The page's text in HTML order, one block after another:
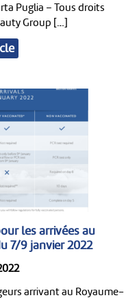
Puglia – Tous droits
Group […]
les arrivées au
7/9 janvier 2022
arrivant au Royaume-